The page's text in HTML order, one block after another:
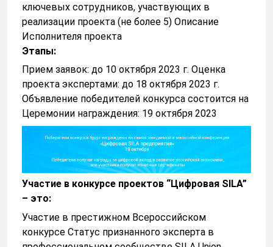
ключевых сотрудников, участвующих в
реализации проекта (не более 5) Описание
Исполнителя проекта
Этапы:
Прием заявок: до 10 октября 2023 г. Оценка
проекта экспертами: до 18 октября 2023 г.
Объявление победителей конкурса состоится на
Церемонии награждения: 19 октября 2023
Участие в конкурсе проектов “Цифровая SILA”
– это:
Участие в престижном Всероссийском
конкурсе Статус признанного эксперта в